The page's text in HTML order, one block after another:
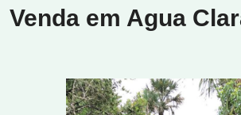
Venda em Agua